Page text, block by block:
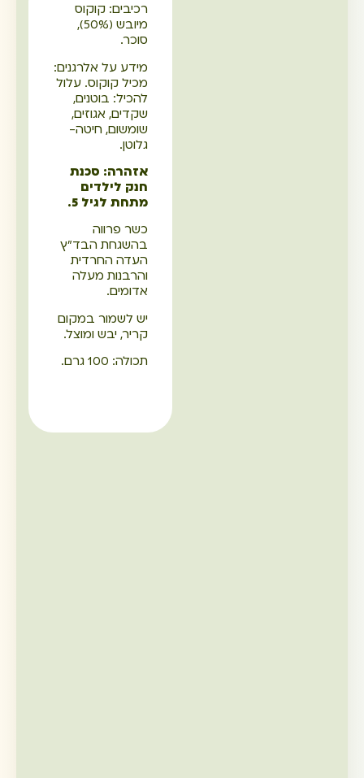
רכיבים: קוקוס
מיובש (50%),
סוכר.
מידע על אלרגנים:
מכיל קוקוס. עלול
להכיל: בוטנים,
שקדים, אגוזים,
שומשום, חיטה-
גלוטן.
אזהרה: סכנת
חנק לילדים
מתחת לגיל 5.
כשר פרווה
בהשגחת הבד"ץ
העדה החרדית
והרבנות מעלה
אדומים.
יש לשמור במקום
קריר, יבש ומוצל.
תכולה: 100 גרם.